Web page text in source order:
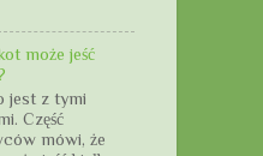
może jeść
jest z tymi
Część
mówi, że